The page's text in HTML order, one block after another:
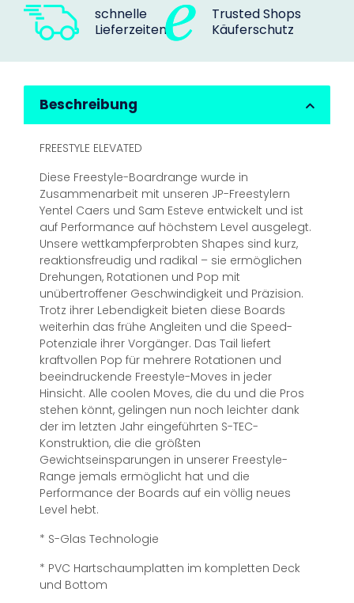
schnelle
Lieferzeiten
Trusted Shops
Käuferschutz
Beschreibung
FREESTYLE ELEVATED
Diese Freestyle-Boardrange wurde in
Zusammenarbeit mit unseren JP-Freestylern
Yentel Caers und Sam Esteve entwickelt und ist
auf Performance auf höchstem Level ausgelegt.
Unsere wettkampferprobten Shapes sind kurz,
reaktionsfreudig und radikal – sie ermöglichen
Drehungen, Rotationen und Pop mit
unübertroffener Geschwindigkeit und Präzision.
Trotz ihrer Lebendigkeit bieten diese Boards
weiterhin das frühe Angleiten und die Speed-
Potenziale ihrer Vorgänger. Das Tail liefert
kraftvollen Pop für mehrere Rotationen und
beeindruckende Freestyle-Moves in jeder
Hinsicht. Alle coolen Moves, die du und die Pros
stehen könnt, gelingen nun noch leichter dank
der im letzten Jahr eingeführten S-TEC-
Konstruktion, die die größten
Gewichtseinsparungen in unserer Freestyle-
Range jemals ermöglicht hat und die
Performance der Boards auf ein völlig neues
Level hebt.
* S-Glas Technologie
* PVC Hartschaumplatten im kompletten Deck
und Bottom